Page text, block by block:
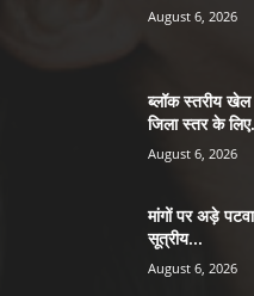
August 6, 2026
ब्लॉक स्तरीय खेल
जिला स्तर के
August 6, 2026
मांगों पर अड़े
सूत्रीय...
August 6, 2026